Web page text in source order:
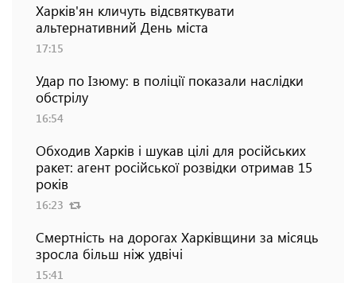
Харків'ян кличуть відсвяткувати
альтернативний День міста
17:15
Удар по Ізюму: в поліції показали наслідки
обстрілу
16:54
Обходив Харків і шукав цілі для російських
ракет: агент російської розвідки отримав 15
років
16:23
Смертність на дорогах Харківщини за місяць
зросла більш ніж удвічі
15:41